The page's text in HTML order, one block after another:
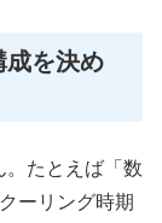
成を決め
。たとえば「数
ーリング時期